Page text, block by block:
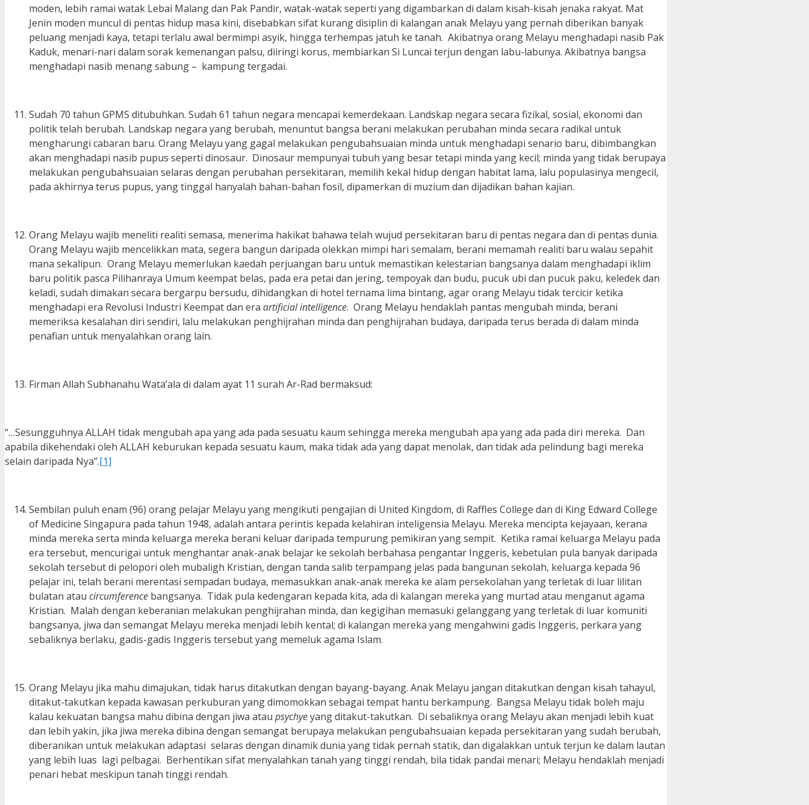
moden, lebih ramai watak Lebai Malang dan Pak Pandir, watak-watak seperti yang digambarkan di dalam kisah-kisah jenaka rakyat. Mat
Jenin moden muncul di pentas hidup masa kini, disebabkan sifat kurang disiplin di kalangan anak Melayu yang pernah diberikan banyak
peluang menjadi kaya, tetapi terlalu awal bermimpi asyik, hingga terhempas jatuh ke tanah. Akibatnya orang Melayu menghadapi nasib Pak
Kaduk, menari-nari dalam sorak kemenangan palsu, diiringi korus, membiarkan Si Luncai terjun dengan labu-labunya. Akibatnya bangsa
menghadapi nasib menang sabung – kampung tergadai.
Sudah 70 tahun GPMS ditubuhkan. Sudah 61 tahun negara mencapai kemerdekaan. Landskap negara secara fizikal, sosial, ekonomi dan
politik telah berubah. Landskap negara yang berubah, menuntut bangsa berani melakukan perubahan minda secara radikal untuk
mengharungi cabaran baru. Orang Melayu yang gagal melakukan pengubahsuaian minda untuk menghadapi senario baru, dibimbangkan
akan menghadapi nasib pupus seperti dinosaur. Dinosaur mempunyai tubuh yang besar tetapi minda yang kecil; minda yang tidak berupaya
melakukan pengubahsuaian selaras dengan perubahan persekitaran, memilih kekal hidup dengan habitat lama, lalu populasinya mengecil,
pada akhirnya terus pupus, yang tinggal hanyalah bahan-bahan fosil, dipamerkan di muzium dan dijadikan bahan kajian.
Orang Melayu wajib meneliti realiti semasa, menerima hakikat bahawa telah wujud persekitaran baru di pentas negara dan di pentas dunia.
Orang Melayu wajib mencelikkan mata, segera bangun daripada olekkan mimpi hari semalam, berani memamah realiti baru walau sepahit
mana sekalipun. Orang Melayu memerlukan kaedah perjuangan baru untuk memastikan kelestarian bangsanya dalam menghadapi iklim
baru politik pasca Pilihanraya Umum keempat belas, pada era petai dan jering, tempoyak dan budu, pucuk ubi dan pucuk paku, keledek dan
keladi, sudah dimakan secara bergarpu bersudu, dihidangkan di hotel ternama lima bintang, agar orang Melayu tidak tercicir ketika
menghadapi era Revolusi Industri Keempat dan era artificial intelligence. Orang Melayu hendaklah pantas mengubah minda, berani
memeriksa kesalahan diri sendiri, lalu melakukan penghijrahan minda dan penghijrahan budaya, daripada terus berada di dalam minda
penafian untuk menyalahkan orang lain.
Firman Allah Subhanahu Wata’ala di dalam ayat 11 surah Ar-Rad bermaksud:
“…Sesungguhnya ALLAH tidak mengubah apa yang ada pada sesuatu kaum sehingga mereka mengubah apa yang ada pada diri mereka. Dan
apabila dikehendaki oleh ALLAH keburukan kepada sesuatu kaum, maka tidak ada yang dapat menolak, dan tidak ada pelindung bagi mereka
selain daripada Nya”.[1]
Sembilan puluh enam (96) orang pelajar Melayu yang mengikuti pengajian di United Kingdom, di Raffles College dan di King Edward College
of Medicine Singapura pada tahun 1948, adalah antara perintis kepada kelahiran inteligensia Melayu. Mereka mencipta kejayaan, kerana
minda mereka serta minda keluarga mereka berani keluar daripada tempurung pemikiran yang sempit. Ketika ramai keluarga Melayu pada
era tersebut, mencurigai untuk menghantar anak-anak belajar ke sekolah berbahasa pengantar Inggeris, kebetulan pula banyak daripada
sekolah tersebut di pelopori oleh mubaligh Kristian, dengan tanda salib terpampang jelas pada bangunan sekolah, keluarga kepada 96
pelajar ini, telah berani merentasi sempadan budaya, memasukkan anak-anak mereka ke alam persekolahan yang terletak di luar lilitan
bulatan atau circumference bangsanya. Tidak pula kedengaran kepada kita, ada di kalangan mereka yang murtad atau menganut agama
Kristian. Malah dengan keberanian melakukan penghijrahan minda, dan kegigihan memasuki gelanggang yang terletak di luar komuniti
bangsanya, jiwa dan semangat Melayu mereka menjadi lebih kental; di kalangan mereka yang mengahwini gadis Inggeris, perkara yang
sebaliknya berlaku, gadis-gadis Inggeris tersebut yang memeluk agama Islam.
Orang Melayu jika mahu dimajukan, tidak harus ditakutkan dengan bayang-bayang. Anak Melayu jangan ditakutkan dengan kisah tahayul,
ditakut-takutkan kepada kawasan perkuburan yang dimomokkan sebagai tempat hantu berkampung. Bangsa Melayu tidak boleh maju
kalau kekuatan bangsa mahu dibina dengan jiwa atau psychyeyang ditakut-takutkan. Di sebaliknya orang Melayu akan menjadi lebih kuat
dan lebih yakin, jika jiwa mereka dibina dengan semangat berupaya melakukan pengubahsuaian kepada persekitaran yang sudah berubah,
diberanikan untuk melakukan adaptasi selaras dengan dinamik dunia yang tidak pernah statik, dan digalakkan untuk terjun ke dalam lautan
yang lebih luas lagi pelbagai. Berhentikan sifat menyalahkan tanah yang tinggi rendah, bila tidak pandai menari; Melayu hendaklah menjadi
penari hebat meskipun tanah tinggi rendah.